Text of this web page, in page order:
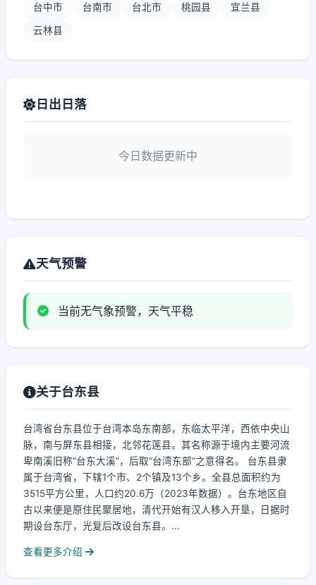
台中市 台南市 台北市 桃园县 宜兰县
云林县
日出日落
今日数据更新中
天气预警
当前无气象预警，天气平稳
关于台东县
台湾省台东县位于台湾本岛东南部，东临太平洋，西依中央山
脉，南与屏东县相接，北邻花莲县。其名称源于境内主要河流
卑南溪旧称“台东大溪”，后取“台湾东部”之意得名。 台东县隶
属于台湾省，下辖1个市、2个镇及13个乡。全县总面积约为
3515平方公里，人口约20.6万（2023年数据）。台东地区自
古以来便是原住民聚居地，清代开始有汉人移入开垦，日据时
期设台东厅，光复后改设台东县。...
查看更多介绍